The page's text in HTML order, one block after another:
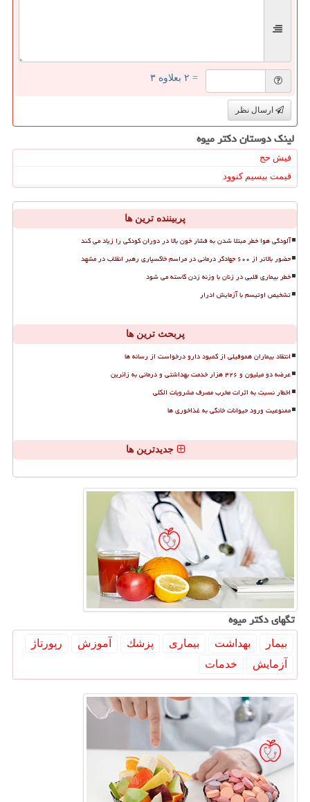
= ۲ بعلاوه ۳
ارسال نظر
لینک دوستان دكتر میوه
فیش حج
قیمت بیسیم کنوود
پربیننده ترین ها
آلودگی هوا خطر مبتلا شدن به فشار خون بالا در دوران کودکی را زیاد می کند
حضور بالاتر از ۶۰۰ جهادگر درمانی در مراسم خاکسپاری رهبر انقلاب در مشهد
خطر بیماری قلبی در زنان با وزنه زدن کاسته می شود
تشخیص اوتیسم با آزمایش ادرار
پربحث ترین ها
انتقاد بیماران هموفیلی از کمبود دارو درخواست از رسانه ها
عرضه دو میلیون و ۴۲۶ هزار خدمت بهداشتی و درمانی به زائرین
اخطار نسبت به اثرات مخرب مصرف مشروبات الکلی
ممنوعیت ورود حیوانات خانگی به غذاخوری ها
جدیدترین ها
تگهای دكتر میوه
بیمار بهداشت بیماری پزشك آموزش
رپورتاژ
آزمایش
خدمات